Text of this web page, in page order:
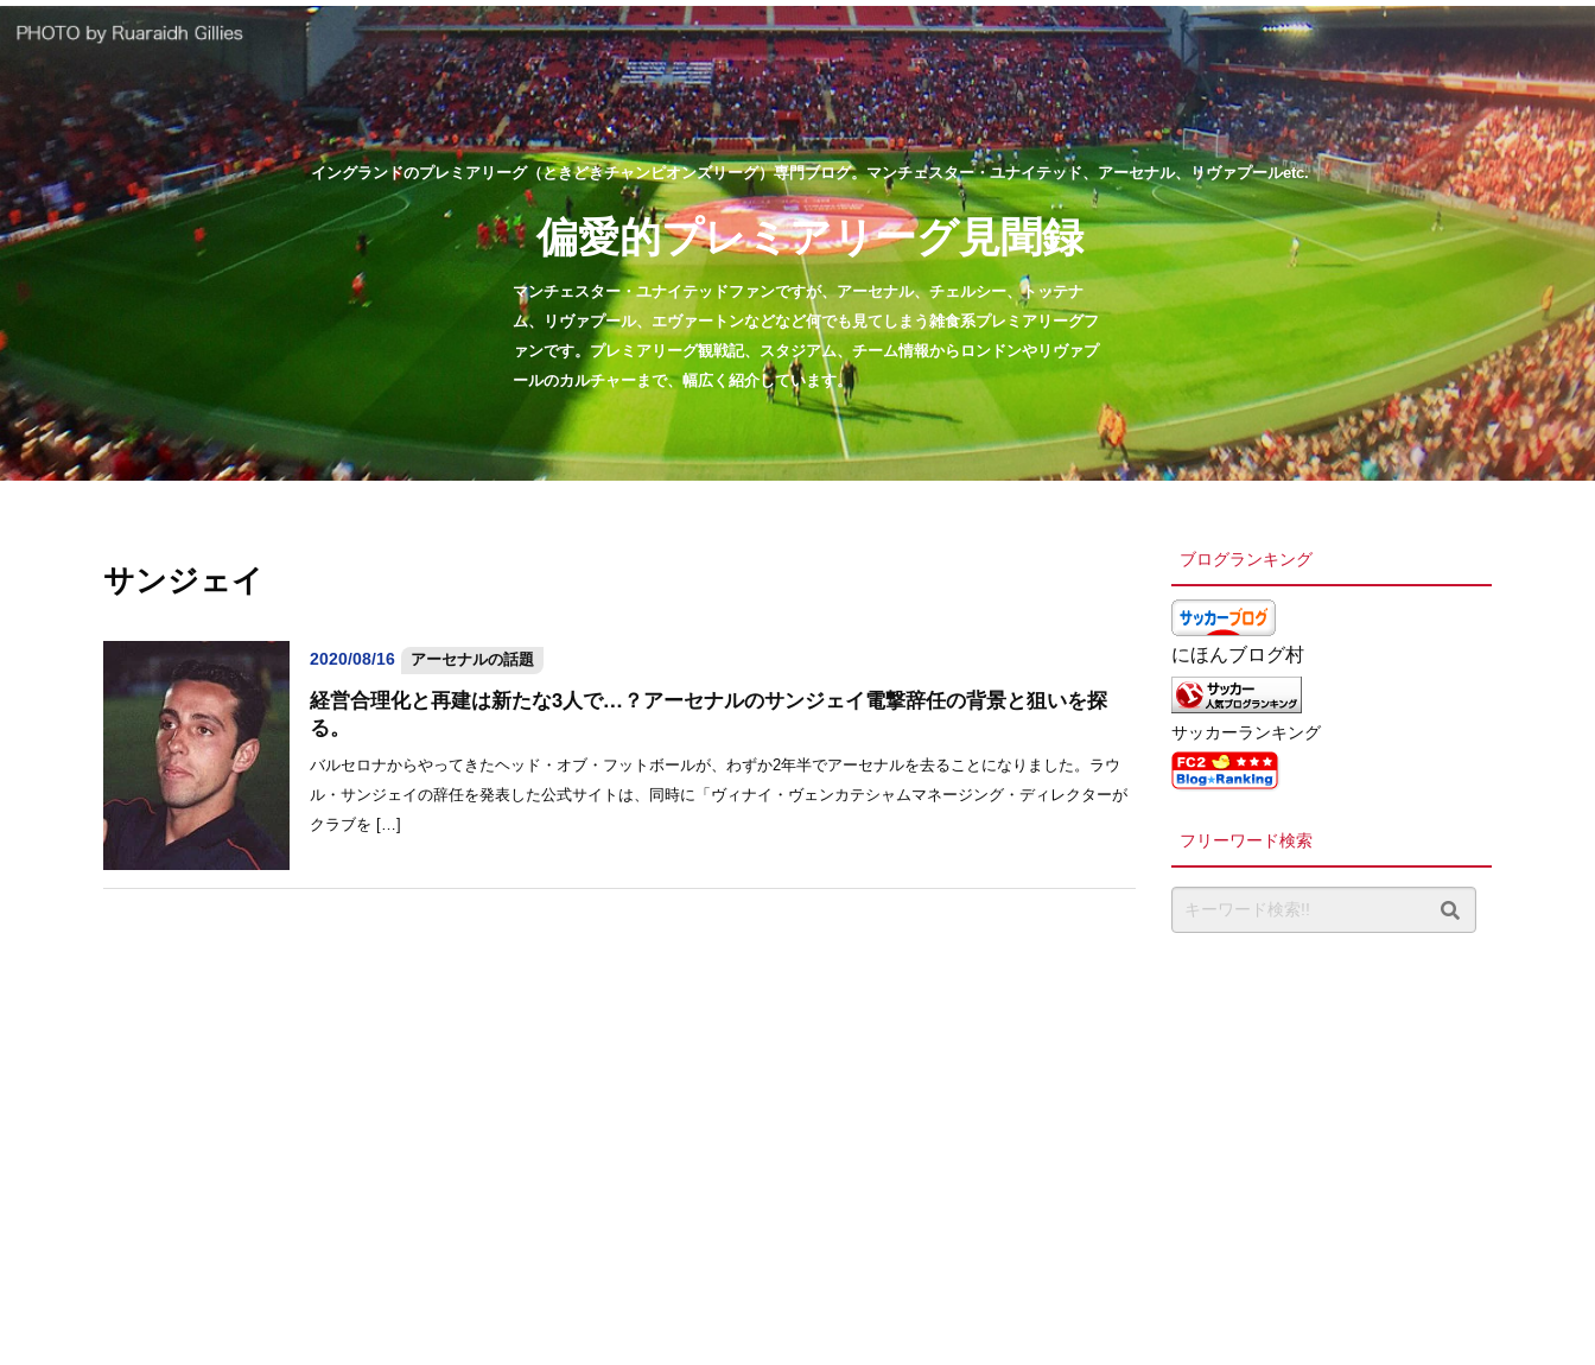
イングランドのプレミアリーグ（ときどきチャンピオンズリーグ）専門ブログ。マンチェスター・ユナイテッド、アーセナル、リヴァプールetc.
偏愛的プレミアリーグ見聞録
マンチェスター・ユナイテッドファンですが、アーセナル、チェルシー、トッテナ
ム、リヴァプール、エヴァートンなどなど何でも見てしまう雑食系プレミアリーグフ
ァンです。プレミアリーグ観戦記、スタジアム、チーム情報からロンドンやリヴァプ
ールのカルチャーまで、幅広く紹介しています。
サンジェイ
2020/08/16 アーセナルの話題
経営合理化と再建は新たな3人で…？アーセナルのサンジェイ電撃辞任の背景と狙いを探
る。
バルセロナからやってきたヘッド・オブ・フットボールが、わずか2年半でアーセナルを去ることになりました。ラウ
ル・サンジェイの辞任を発表した公式サイトは、同時に「ヴィナイ・ヴェンカテシャムマネージング・ディレクターが
クラブを […]
ブログランキング
にほんブログ村
サッカーランキング
フリーワード検索